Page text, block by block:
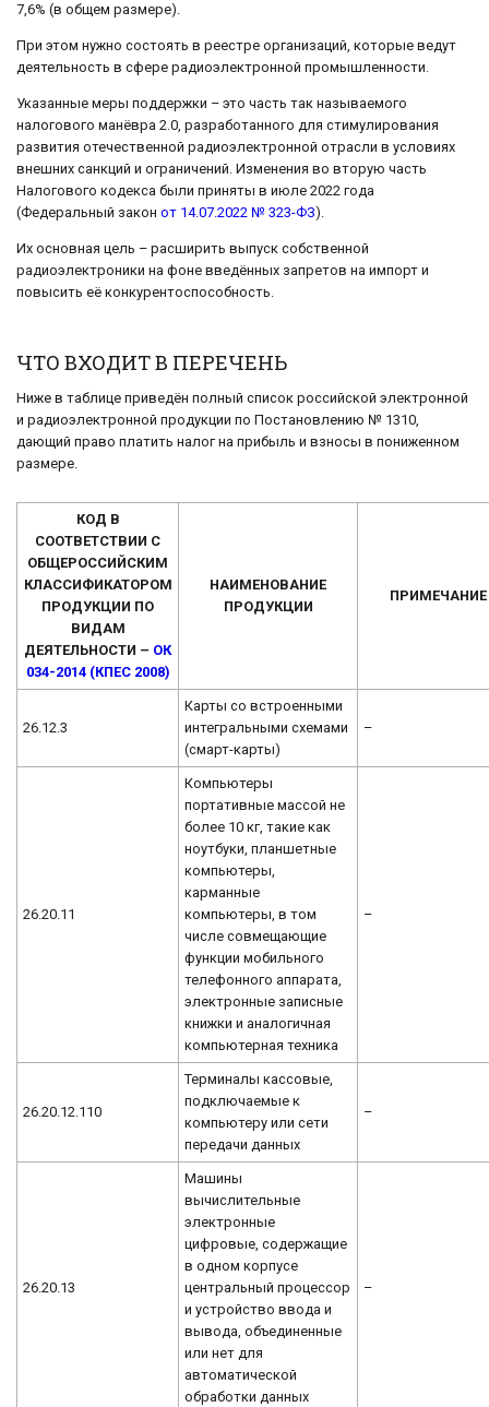
7,6% (в общем размере).
При этом нужно состоять в реестре организаций, которые ведут
деятельность в сфере радиоэлектронной промышленности.
Указанные меры поддержки – это часть так называемого
налогового манёвра 2.0, разработанного для стимулирования
развития отечественной радиоэлектронной отрасли в условиях
внешних санкций и ограничений. Изменения во вторую часть
Налогового кодекса были приняты в июле 2022 года
(Федеральный закон от 14.07.2022 № 323-ФЗ).
Их основная цель – расширить выпуск собственной
радиоэлектроники на фоне введённых запретов на импорт и
повысить её конкурентоспособность.
ЧТО ВХОДИТ В ПЕРЕЧЕНЬ
Ниже в таблице приведён полный список российской электронной
и радиоэлектронной продукции по Постановлению № 1310,
дающий право платить налог на прибыль и взносы в пониженном
размере.
КОД В
СООТВЕТСТВИИ С
ОБЩЕРОССИЙСКИМ
КЛАССИФИКАТОРОМ
ПРОДУКЦИИ ПО
ВИДАМ
ДЕЯТЕЛЬНОСТИ – ОК
034-2014 (КПЕС 2008)
НАИМЕНОВАНИЕ
ПРОДУКЦИИ
ПРИМЕЧАНИЕ
26.12.3
Карты со встроенными
интегральными схемами
(смарт-карты)
–
26.20.11
Компьютеры
портативные массой не
более 10 кг, такие как
ноутбуки, планшетные
компьютеры,
карманные
компьютеры, в том
числе совмещающие
функции мобильного
телефонного аппарата,
электронные записные
книжки и аналогичная
компьютерная техника
–
26.20.12.110
Терминалы кассовые,
подключаемые к
компьютеру или сети
передачи данных
–
26.20.13
Машины
вычислительные
электронные
цифровые, содержащие
в одном корпусе
центральный процессор
и устройство ввода и
вывода, объединенные
или нет для
автоматической
обработки данных
–